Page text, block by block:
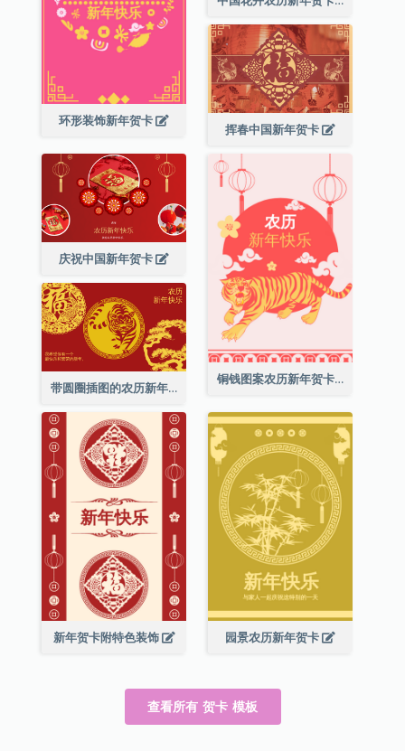
环形装饰新年贺卡
挥春中国新年贺卡
庆祝中国新年贺卡
铜钱图案农历新年贺卡
带圆圈插图的农历新年快乐贺卡
新年贺卡附特色装饰 园景农历新年贺卡
查看所有 贺卡 模板